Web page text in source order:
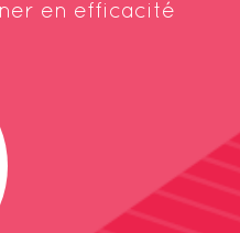
en efficacité